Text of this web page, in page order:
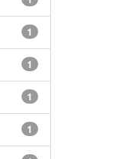
1
1
1
1